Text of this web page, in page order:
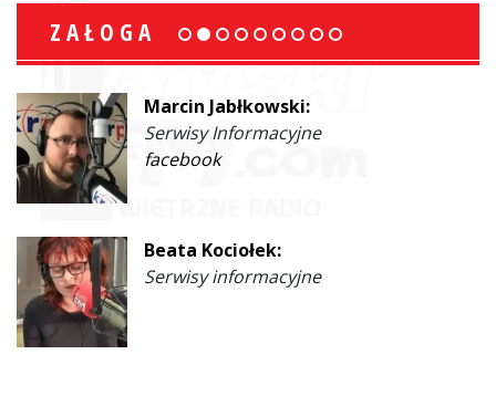
ZAŁOGA
Marcin Jabłkowski:
Serwisy Informacyjne
facebook
Beata Kociołek:
Serwisy informacyjne